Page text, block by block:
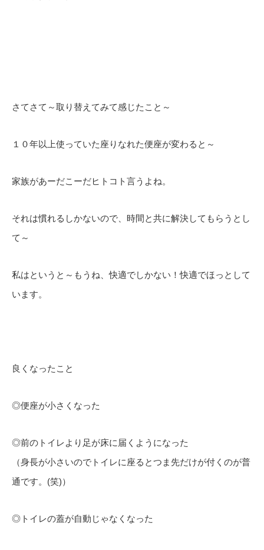
さてさて～取り替えてみて感じたこと～
１０年以上使っていた座りなれた便座が変わると～
家族があーだこーだヒトコト言うよね。
それは慣れるしかないので、時間と共に解決してもらうとし
て～
私はというと～もうね、快適でしかない！快適でほっとして
います。
良くなったこと
◎便座が小さくなった
◎前のトイレより足が床に届くようになった
（身長が小さいのでトイレに座るとつま先だけが付くのが普
通です。(笑)）
◎トイレの蓋が自動じゃなくなった